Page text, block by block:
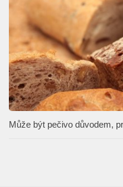
Může být pečivo důvodem,